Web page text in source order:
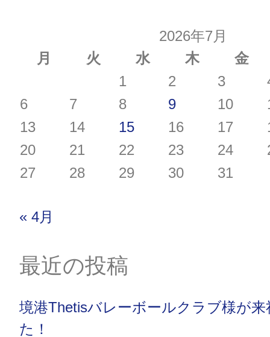
2026年7月
月
火 水 木
金
1
2 3
6
7 8 9 10
13
14 15 16 17
20
21 22 23 24
27
28 29 30 31
« 4月
最近の投稿
境港Thetisバレーボールクラブ様が
た！